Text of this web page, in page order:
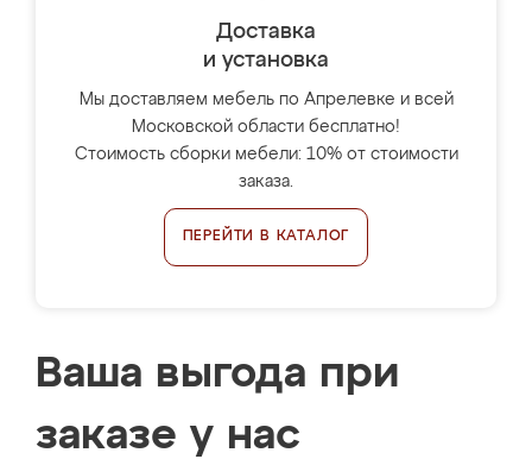
Доставка
и установка
Мы доставляем мебель по Апрелевке и всей
Московской области бесплатно!
Стоимость сборки мебели: 10% от стоимости
заказа.
ПЕРЕЙТИ В КАТАЛОГ
Ваша выгода при
заказе у нас